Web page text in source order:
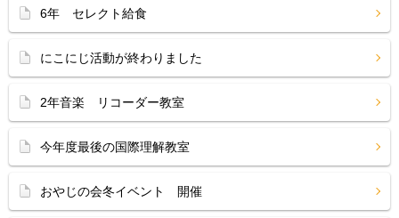
6年 セレクト給食
にこにじ活動が終わりました
2年音楽 リコーダー教室
今年度最後の国際理解教室
おやじの会冬イベント 開催